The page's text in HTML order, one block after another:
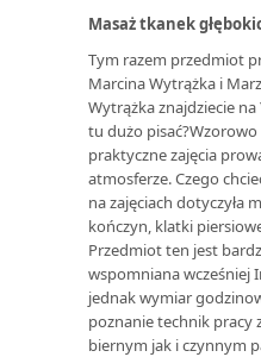
Masaż tkanek
Tym razem przedmiot
Marcina Wytrążka i
Wytrążka znajdziecie na
tu dużo
praktyczne zajęcia
atmosferze. Czego
na zajęciach dotyczyła
kończyn, klatki
Przedmiot ten jest
wspomniana wcześniej
jednak wymiar
poznanie technik pracy
biernym jak i czynnym